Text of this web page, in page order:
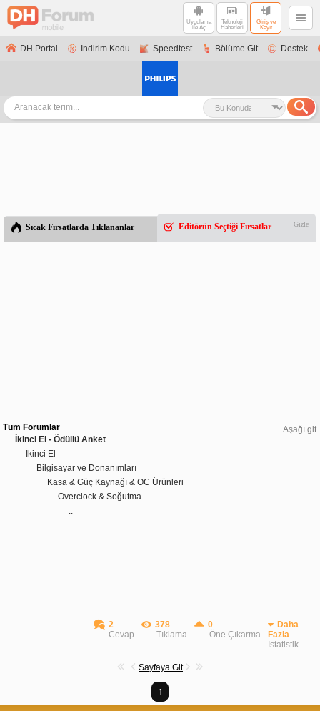
Uygulama
ile Aç
Teknoloji
Haberleri
Giriş ve
Kayıt
DH Portal İndirim Kodu Speedtest Bölüme Git Destek
Sıcak Fırsatlarda Tıklananlar Editörün Seçtiği Fırsatlar Gizle
Aşağı git
Tüm Forumlar
İkinci El - Ödüllü Anket
İkinci El
Bilgisayar ve Donanımları
Kasa & Güç Kaynağı & OC Ürünleri
Overclock & Soğutma
2
Cevap
378
Tıklama
0
Öne Çıkarma
Daha
Fazla
İstatistik
Sayfaya Git
1